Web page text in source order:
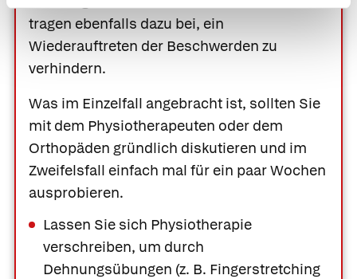
tragen ebenfalls dazu bei, ein
Wiederauftreten der Beschwerden zu
verhindern.
Was im Einzelfall angebracht ist, sollten Sie
mit dem Physiotherapeuten oder dem
Orthopäden gründlich diskutieren und im
Zweifelsfall einfach mal für ein paar Wochen
ausprobieren.
Lassen Sie sich Physiotherapie
verschreiben, um durch
Dehnungsübungen (z. B. Fingerstretching